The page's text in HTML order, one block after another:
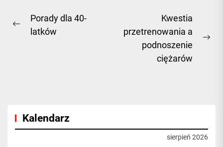
Nawigacja
wpisu
Previous
Porady dla 40-
latków
Kwestia
przetrenowania a
podnoszenie
ciężarów
Kalendarz
sierpień 2026